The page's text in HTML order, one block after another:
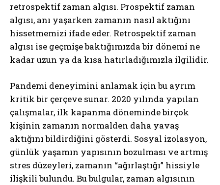
retrospektif zaman algısı. Prospektif zaman
algısı, anı yaşarken zamanın nasıl aktığını
hissetmemizi ifade eder. Retrospektif zaman
algısı ise geçmişe baktığımızda bir dönemi ne
kadar uzun ya da kısa hatırladığımızla ilgilidir.
Pandemi deneyimini anlamak için bu ayrım
kritik bir çerçeve sunar. 2020 yılında yapılan
çalışmalar, ilk kapanma döneminde birçok
kişinin zamanın normalden daha yavaş
aktığını bildirdiğini gösterdi. Sosyal izolasyon,
günlük yaşamın yapısının bozulması ve artmış
stres düzeyleri, zamanın “ağırlaştığı” hissiyle
ilişkili bulundu. Bu bulgular, zaman algısının